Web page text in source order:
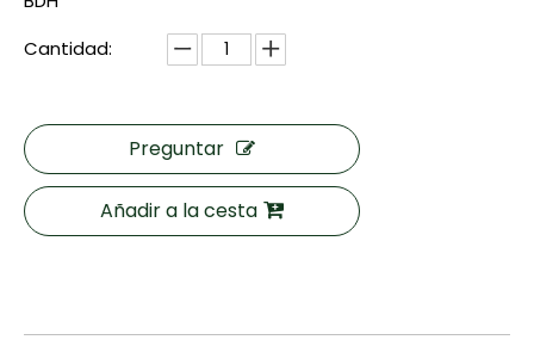
Cantidad:
Preguntar
Añadir a la cesta